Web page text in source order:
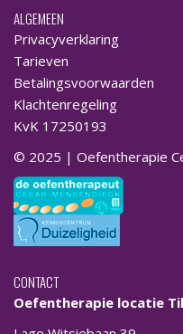
ALGEMEEN
Privacyverklaring
Tarieven
Betalingsvoorwaarden
Klachtenregeling
KvK 17250193
© 2025 | Oefentherapie
CONTACT
Oefentherapie locatie